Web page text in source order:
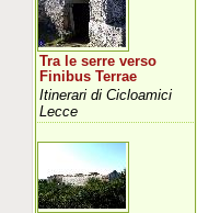
Tra le serre verso
Finibus Terrae
Itinerari di Cicloamici
Lecce